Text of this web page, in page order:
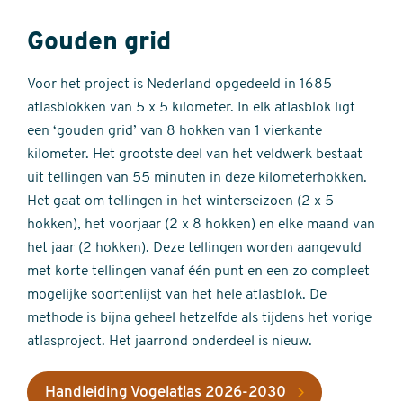
Gouden grid
Voor het project is Nederland opgedeeld in 1685
atlasblokken van 5 x 5 kilometer. In elk atlasblok ligt
een ‘gouden grid’ van 8 hokken van 1 vierkante
kilometer. Het grootste deel van het veldwerk bestaat
uit tellingen van 55 minuten in deze kilometerhokken.
Het gaat om tellingen in het winterseizoen (2 x 5
hokken), het voorjaar (2 x 8 hokken) en elke maand van
het jaar (2 hokken). Deze tellingen worden aangevuld
met korte tellingen vanaf één punt en een zo compleet
mogelijke soortenlijst van het hele atlasblok. De
methode is bijna geheel hetzelfde als tijdens het vorige
atlasproject. Het jaarrond onderdeel is nieuw.
Handleiding Vogelatlas 2026-2030